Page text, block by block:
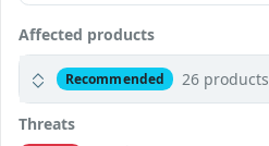
Affected products
Recommended 26 products
Threats